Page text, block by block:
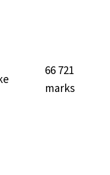
66 721
marks